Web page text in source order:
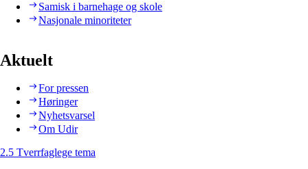
Samisk i barnehage og skole
Nasjonale minoriteter
Aktuelt
For pressen
Høringer
Nyhetsvarsel
Om Udir
2.5 Tverrfaglege tema